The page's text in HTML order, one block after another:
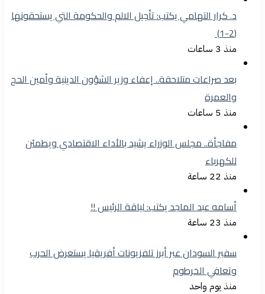
د. كرار التهامي يكتب: تأجيل الالم والحكومة التي يستحقونها
(2-1)
منذ 3 ساعات
بعد صراعات متلاحقة.. إعفاء وزير الشؤون الدينية وأمين الحج
والعمرة
منذ 5 ساعات
مفاجأة.. مجلس الوزراء يشيد بالأداء الاقتصادي ويطمئن
للكهرباء
منذ 22 ساعة
أسامه عبد الماجد يكتب: لياقة الرئيس !!
منذ 23 ساعة
سفير السودان عبر أبرز تلفزيونات أفريقيا يستعرض الحرب
وتعافي الخرطوم
منذ يوم واحد